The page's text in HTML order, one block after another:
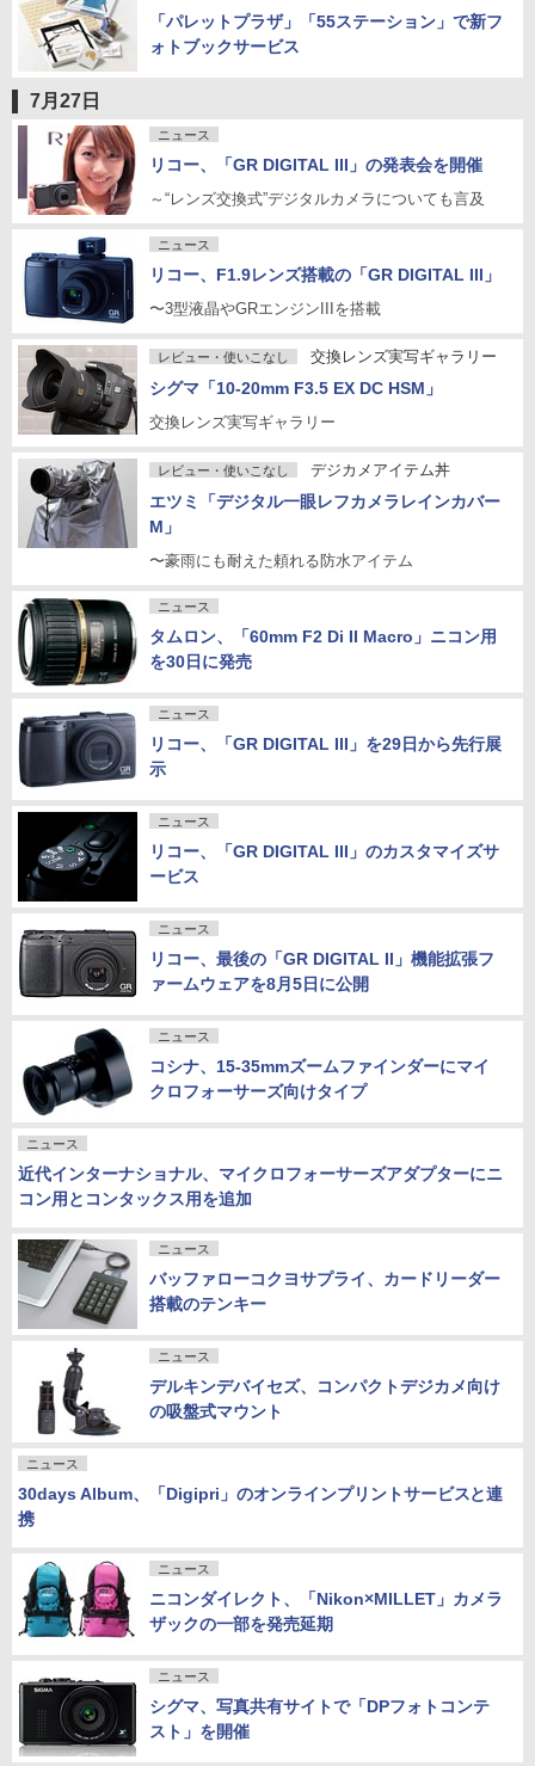
「パレットプラザ」「55ステーション」で新フ
ォトブックサービス
7月27日
ニュース
リコー、「GR DIGITAL III」の発表会を開催
～“レンズ交換式”デジタルカメラについても言及
ニュース
リコー、F1.9レンズ搭載の「GR DIGITAL III」
〜3型液晶やGRエンジンIIIを搭載
レビュー・使いこなし 交換レンズ実写ギャラリー
シグマ「10-20mm F3.5 EX DC HSM」
交換レンズ実写ギャラリー
レビュー・使いこなし デジカメアイテム丼
エツミ「デジタル一眼レフカメラレインカバー
M」
〜豪雨にも耐えた頼れる防水アイテム
ニュース
タムロン、「60mm F2 Di II Macro」ニコン用
を30日に発売
ニュース
リコー、「GR DIGITAL III」を29日から先行展
示
ニュース
リコー、「GR DIGITAL III」のカスタマイズサ
ービス
ニュース
リコー、最後の「GR DIGITAL II」機能拡張フ
ァームウェアを8月5日に公開
ニュース
コシナ、15-35mmズームファインダーにマイ
クロフォーサーズ向けタイプ
ニュース
近代インターナショナル、マイクロフォーサーズアダプターにニ
コン用とコンタックス用を追加
ニュース
バッファローコクヨサプライ、カードリーダー
搭載のテンキー
ニュース
デルキンデバイセズ、コンパクトデジカメ向け
の吸盤式マウント
ニュース
30days Album、「Digipri」のオンラインプリントサービスと連
携
ニュース
ニコンダイレクト、「Nikon×MILLET」カメラ
ザックの一部を発売延期
ニュース
シグマ、写真共有サイトで「DPフォトコンテ
スト」を開催